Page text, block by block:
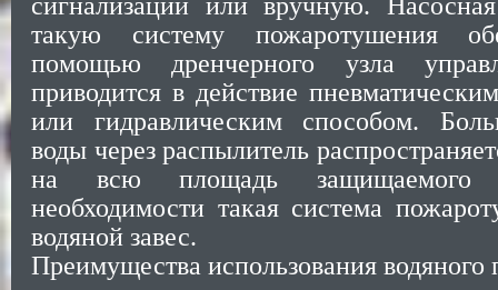
сигнализации или вручную.
такую систему пожаротушения
помощью дренчерного узла
приводится в действие
или гидравлическим способом.
воды через распылитель
на всю площадь защищаемого
необходимости такая система
водяной завес.
Преимущества использования